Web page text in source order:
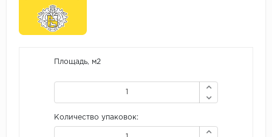
Площадь, м2
Количество упаковок: